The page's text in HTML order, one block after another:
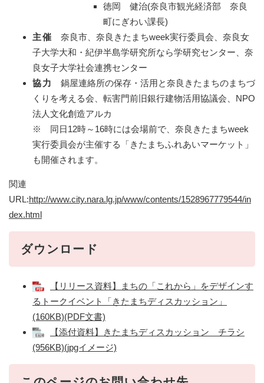
徳岡 健治(奈良市観光経済部 奈良
町にぎわい課長)
主催 奈良市、奈良きたまちweek実行委員会、奈良女
子大学大和・紀伊半島学研究所なら学研究センター、奈
良女子大学社会連携センター
協力
鍋屋連絡所の保存・活用と奈良きたまちのまちづ
くりを考える会、転害門前旧銀行建物活用協議会、NPO
法人文化創造アルカ
※ 同日12時～16時には会場前で、奈良きたまちweek
実行委員会が主催する「きたまちふれあいマーケット」
も開催されます。
関連
URL:http://www.city.nara.lg.jp/www/contents/1528967779544/in
dex.html
ダウンロード
【リリース資料】まちの「これから」をデザインす
るトークイベント「きたまちディスカッション」
(160KB)(PDF文書)
【添付資料】きたまちディスカッション チラシ
(956KB)(jpgイメージ)